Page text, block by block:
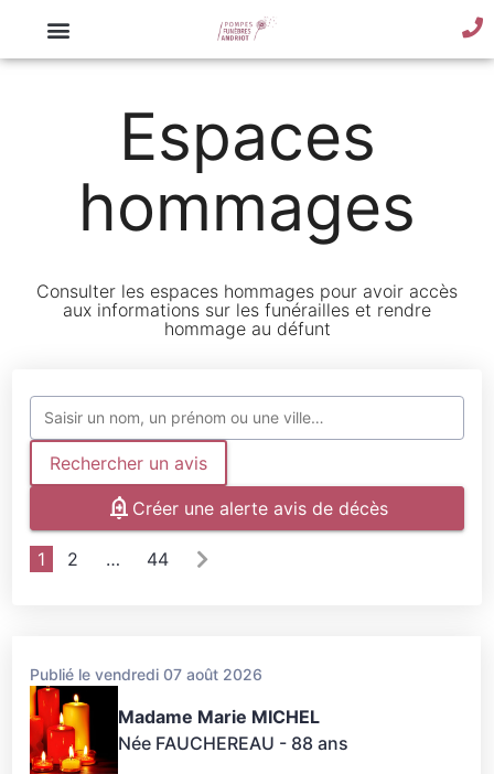
Espaces
hommages
Consulter les espaces hommages pour avoir accès
aux informations sur les funérailles et rendre
hommage au défunt
Rechercher un avis
Créer une alerte avis de décès
1 2 … 44
Publié le vendredi 07 août 2026
Madame Marie MICHEL
Née FAUCHEREAU - 88 ans